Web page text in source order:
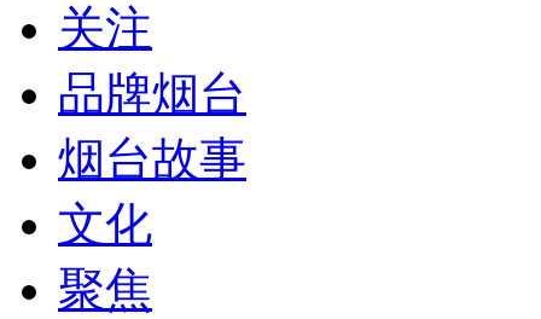
关注
品牌烟台
烟台故事
文化
聚焦